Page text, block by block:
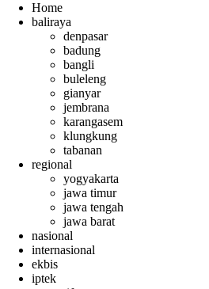
Home
baliraya
denpasar
badung
bangli
buleleng
gianyar
jembrana
karangasem
klungkung
tabanan
regional
yogyakarta
jawa timur
jawa tengah
jawa barat
nasional
internasional
ekbis
iptek